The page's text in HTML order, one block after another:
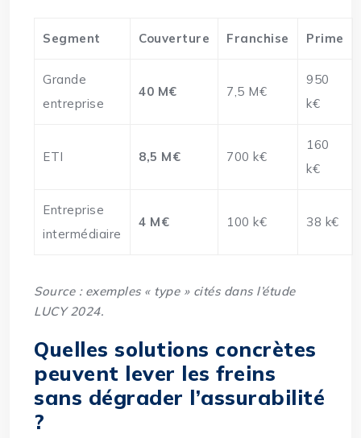
Segment Couverture Franchise Prime
Grande
entreprise
40 M€ 7,5 M€
950
k€
ETI 8,5 M€ 700 k€
160
k€
Entreprise
intermédiaire
4 M€ 100 k€ 38 k€
Source : exemples « type » cités dans l’étude
LUCY 2024.
Quelles solutions concrètes
peuvent lever les freins
sans dégrader l’assurabilité
?